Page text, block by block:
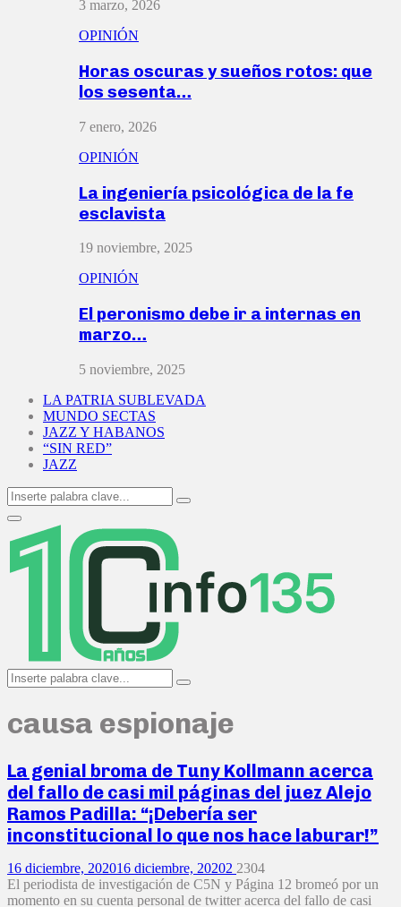
3 marzo, 2026
OPINIÓN
Horas oscuras y sueños rotos: que
los sesenta…
7 enero, 2026
OPINIÓN
La ingeniería psicológica de la fe
esclavista
19 noviembre, 2025
OPINIÓN
El peronismo debe ir a internas en
marzo…
5 noviembre, 2025
LA PATRIA SUBLEVADA
MUNDO SECTAS
JAZZ Y HABANOS
“SIN RED”
JAZZ
Search
for:
Search
Primary
Menu
Search
for:
Search
causa espionaje
La genial broma de Tuny Kollmann acerca
del fallo de casi mil páginas del juez Alejo
Ramos Padilla: “¡Debería ser
inconstitucional lo que nos hace laburar!”
16 diciembre, 202016 diciembre, 20202 2304
El periodista de investigación de C5N y Página 12 bromeó por un
momento en su cuenta personal de twitter acerca del fallo de casi